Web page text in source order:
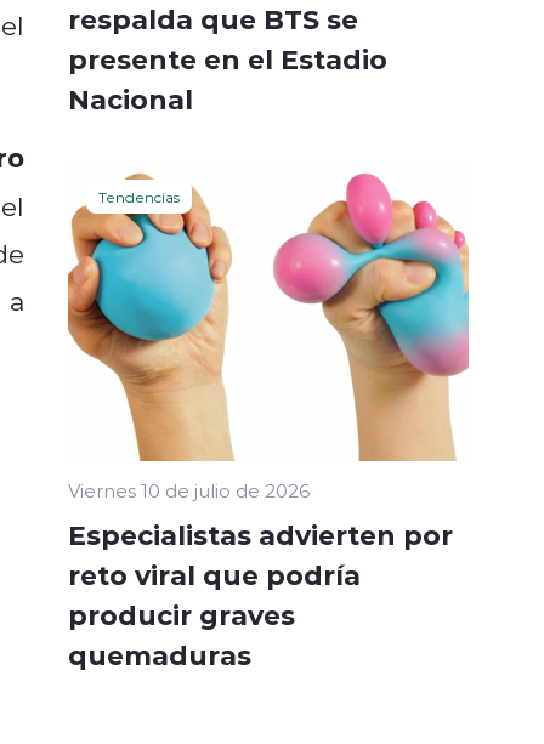
a
respalda que BTS se
presente en el Estadio
Nacional
Tendencias
Viernes 10 de julio de 2026
Especialistas advierten por
reto viral que podría
producir graves
quemaduras